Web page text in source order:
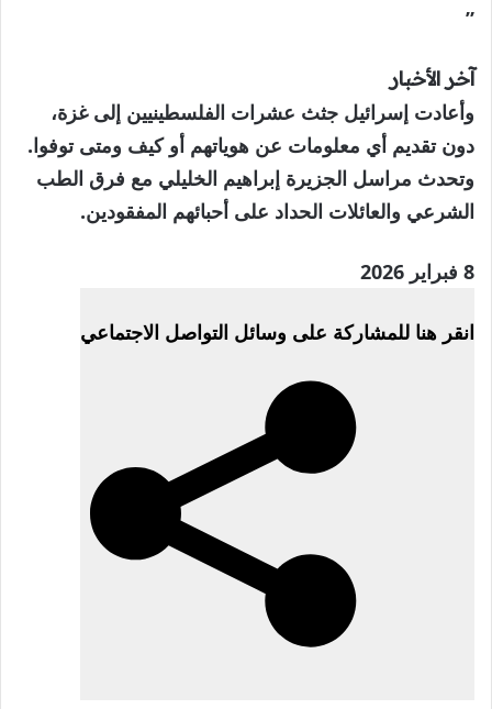
”
آخر الأخبار
وأعادت إسرائيل جثث عشرات الفلسطينيين إلى غزة،
دون تقديم أي معلومات عن هوياتهم أو كيف ومتى توفوا.
وتحدث مراسل الجزيرة إبراهيم الخليلي مع فرق الطب
الشرعي والعائلات الحداد على أحبائهم المفقودين.
نُشرت
8
8 فبراير 2026
انقر هنا للمشاركة على وسائل التواصل الاجتماعي